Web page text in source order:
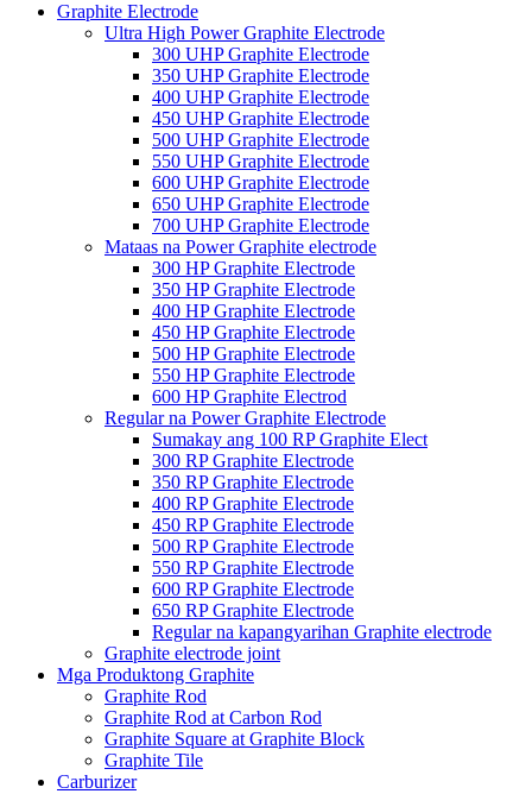
Graphite Electrode
Ultra High Power Graphite Electrode
300 UHP Graphite Electrode
350 UHP Graphite Electrode
400 UHP Graphite Electrode
450 UHP Graphite Electrode
500 UHP Graphite Electrode
550 UHP Graphite Electrode
600 UHP Graphite Electrode
650 UHP Graphite Electrode
700 UHP Graphite Electrode
Mataas na Power Graphite electrode
300 HP Graphite Electrode
350 HP Graphite Electrode
400 HP Graphite Electrode
450 HP Graphite Electrode
500 HP Graphite Electrode
550 HP Graphite Electrode
600 HP Graphite Electrod
Regular na Power Graphite Electrode
Sumakay ang 100 RP Graphite Elect
300 RP Graphite Electrode
350 RP Graphite Electrode
400 RP Graphite Electrode
450 RP Graphite Electrode
500 RP Graphite Electrode
550 RP Graphite Electrode
600 RP Graphite Electrode
650 RP Graphite Electrode
Regular na kapangyarihan Graphite electrode
Graphite electrode joint
Mga Produktong Graphite
Graphite Rod
Graphite Rod at Carbon Rod
Graphite Square at Graphite Block
Graphite Tile
Carburizer